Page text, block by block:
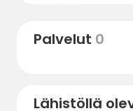
vilkkaita
dalmatialaisia
Palvelut 0
Lähistöllä